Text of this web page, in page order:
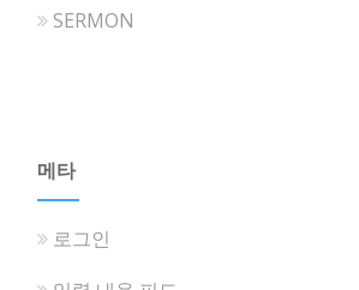
SERMON
메타
로그인